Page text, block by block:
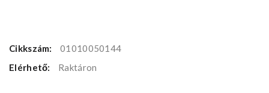
Cikkszám:
01010050144
Elérhető:
Raktáron